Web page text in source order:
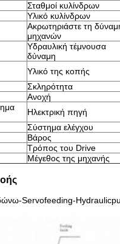
Σταθμοί κυλίνδρων
Υλικό κυλίνδρων
Ακρωτηριάστε τη
μηχανών
Υδραυλική τέμνουσα
δύναμη
Υλικό της κοπής
Σκληρότητα
Ανοχή
Ηλεκτρική πηγή
Σύστημα ελέγχου
Βάρος
Τρόπος του Drive
Μέγεθος της μηχανής
Servofeeding-